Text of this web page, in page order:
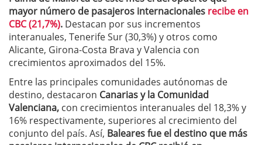
mayor número de pasajeros internacionales recibe en
CBC (21,7%). Destacan por sus incrementos
interanuales, Tenerife Sur (30,3%) y otros como
Alicante, Girona-Costa Brava y Valencia con
crecimientos aproximados del 15%.
Entre las principales comunidades autónomas de
destino, destacaron Canarias y la Comunidad
Valenciana, con crecimientos interanuales del 18,3% y
16% respectivamente, superiores al crecimiento del
conjunto del país. Así, Baleares fue el destino que más